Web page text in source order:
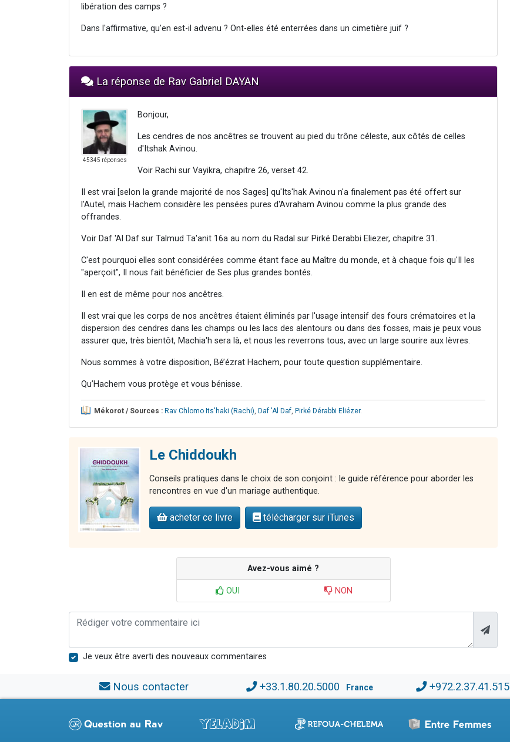
libération des camps ?
Dans l'affirmative, qu'en est-il advenu ? Ont-elles été enterrées dans un cimetière juif ?
La réponse de Rav Gabriel DAYAN
45345 réponses
Bonjour,
Les cendres de nos ancêtres se trouvent au pied du trône céleste, aux côtés de celles
d'Itshak Avinou.
Voir Rachi sur Vayikra, chapitre 26, verset 42.
Il est vrai [selon la grande majorité de nos Sages] qu'Its'hak Avinou n'a finalement pas été offert sur
l'Autel, mais Hachem considère les pensées pures d'Avraham Avinou comme la plus grande des
offrandes.
Voir Daf 'Al Daf sur Talmud Ta'anit 16a au nom du Radal sur Pirké Derabbi Eliezer, chapitre 31.
C'est pourquoi elles sont considérées comme étant face au Maître du monde, et à chaque fois qu'Il les
"aperçoit", Il nous fait bénéficier de Ses plus grandes bontés.
Il en est de même pour nos ancêtres.
Il est vrai que les corps de nos ancêtres étaient éliminés par l'usage intensif des fours crématoires et la
dispersion des cendres dans les champs ou les lacs des alentours ou dans des fosses, mais je peux vous
assurer que, très bientôt, Machia'h sera là, et nous les reverrons tous, avec un large sourire aux lèvres.
Nous sommes à votre disposition, Bé’ézrat Hachem, pour toute question supplémentaire.
Qu’Hachem vous protège et vous bénisse.
Mékorot / Sources : Rav Chlomo Its'haki (Rachi) Daf 'Al Daf Pirké Dérabbi Eliézer.
Le Chiddoukh
Conseils pratiques dans le choix de son conjoint : le guide référence pour aborder les
rencontres en vue d'un mariage authentique.
acheter ce livre télécharger sur iTunes
Avez-vous aimé ?
OUI NON
Je veux être averti des nouveaux commentaires
Nous contacter +33.1.80.20.5000 France +972.2.37.41.515